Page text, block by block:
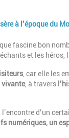
à l’époque du
fascine bon
et les
, car elle les
vivante, à travers
d’un
numériques, un